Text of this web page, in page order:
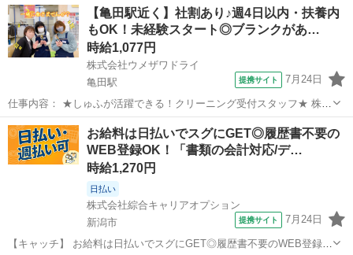
【亀田駅近く】社割あり♪週4日以内・扶養内
もOK！未経験スタート◎ブランクがあ…
時給1,077円
株式会社ウメザワドライ
亀田駅
提携サイト 7月24日
仕事内容： ★しゅふが活躍できる！クリーニング受付スタッフ★ 株式
会社ウメザワドライは、下越を 中心に 30店舗以上展開する クリーニ
ング屋さんです。 ～お仕事の流れ～ １開店準備：レジあけ、スタッフ
からの引継ぎチェック...
新潟 新潟市 亀田駅 フロント
お給料は日払いでスグにGET◎履歴書不要の
WEB登録OK！「書類の会計対応/デ…
時給1,270円
日払い
株式会社綜合キャリアオプション
新潟市
提携サイト 7月24日
【キャッチ】 お給料は日払いでスグにGET◎履歴書不要のWEB登録